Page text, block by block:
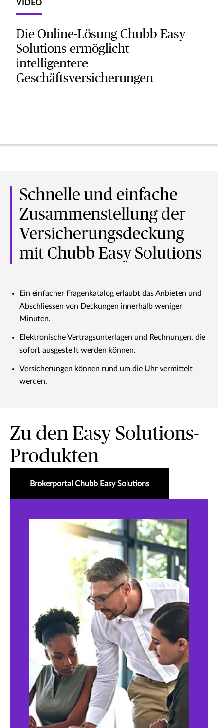
VIDEO
Die Online-Lösung Chubb Easy
Solutions ermöglicht
intelligentere
Geschäftsversicherungen
Schnelle und einfache
Zusammenstellung der
Versicherungsdeckung
mit Chubb Easy Solutions
Ein einfacher Fragenkatalog erlaubt das Anbieten und
Abschliessen von Deckungen innerhalb weniger
Minuten.
Elektronische Vertragsunterlagen und Rechnungen, die
sofort ausgestellt werden können.
Versicherungen können rund um die Uhr vermittelt
werden.
Zu den Easy Solutions-
Produkten
Brokerportal Chubb Easy Solutions